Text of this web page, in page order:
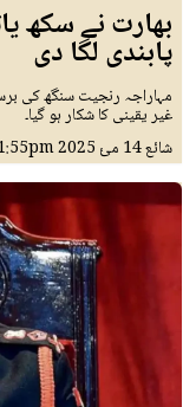
بھارت نے سکھ
پابندی لگا دی
غیر یقینی کا شکار ہو گیا۔
شائع14 مئ 2025